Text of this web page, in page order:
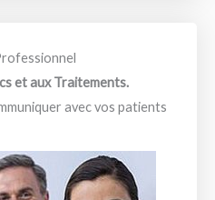
et aux Traitements.
avec vos patients